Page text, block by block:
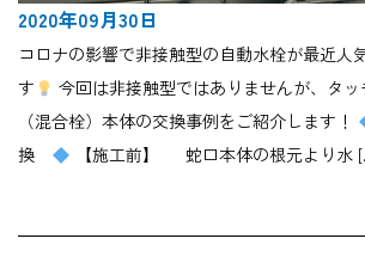
2020年09月30日
コロナの影響で非接触型の自動水栓が最近人
す
今回は非接触型ではありませんが、タ
（混合栓）本体の交換事例をご紹介します！
換
【施工前】 蛇口本体の根元より水